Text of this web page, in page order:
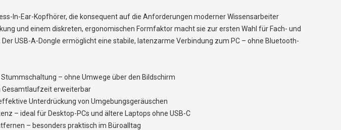
In-Ear-Kopfhörer, die konsequent auf die Anforderungen moderner Wissensarbeiter
und einem diskreten, ergonomischen Formfaktor macht sie zur ersten Wahl für Fach- und
USB-A-Dongle ermöglicht eine stabile, latenzarme Verbindung zum PC – ohne Bluetooth-
– ohne Umwege über den Bildschirm
Gesamtlaufzeit erweiterbar
Unterdrückung von Umgebungsgeräuschen
– ideal für Desktop-PCs und ältere Laptops ohne USB-C
– besonders praktisch im Büroalltag